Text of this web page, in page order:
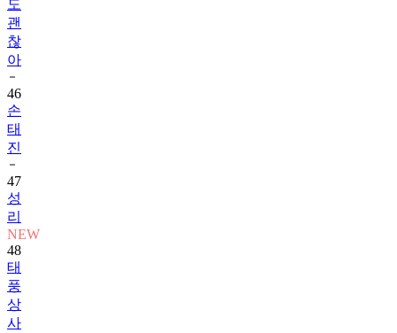
도
괜
찮
아
46
손
태
진
47
성
리
NEW
48
태
풍
상
사